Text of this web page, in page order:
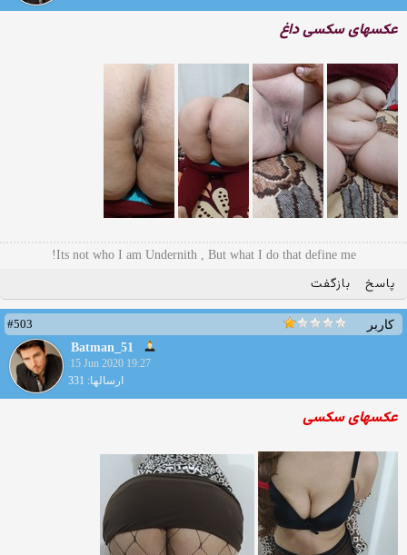
عکسهای سکسی داغ
Its not who I am Undernith , But what I do that define me!
پاسخ بازگفت
کاربر
#503
Batman_51
15 Jun 2020 19:27
ارسالها: 331
عکسهای سکسی